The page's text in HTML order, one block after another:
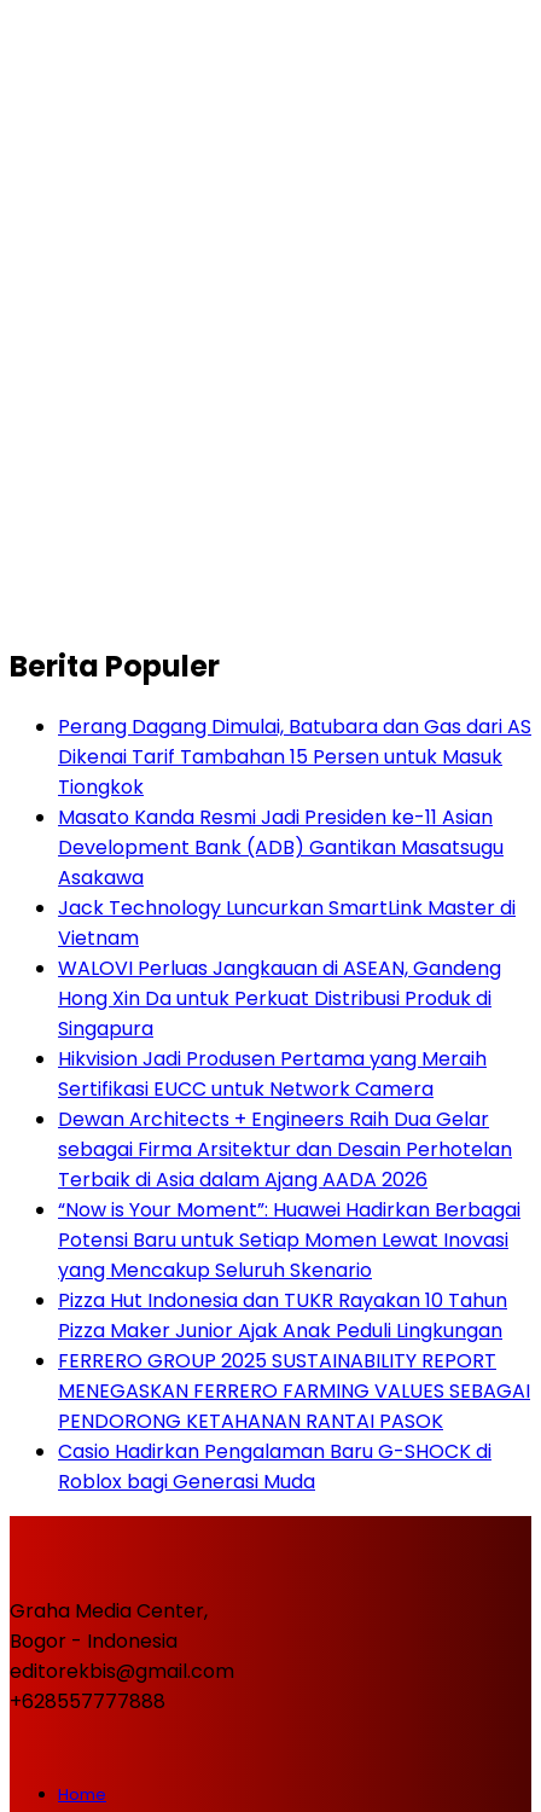
Berita Populer
Perang Dagang Dimulai, Batubara dan Gas dari AS
Dikenai Tarif Tambahan 15 Persen untuk Masuk
Tiongkok
Masato Kanda Resmi Jadi Presiden ke-11 Asian
Development Bank (ADB) Gantikan Masatsugu
Asakawa
Jack Technology Luncurkan SmartLink Master di
Vietnam
WALOVI Perluas Jangkauan di ASEAN, Gandeng
Hong Xin Da untuk Perkuat Distribusi Produk di
Singapura
Hikvision Jadi Produsen Pertama yang Meraih
Sertifikasi EUCC untuk Network Camera
Dewan Architects + Engineers Raih Dua Gelar
sebagai Firma Arsitektur dan Desain Perhotelan
Terbaik di Asia dalam Ajang AADA 2026
“Now is Your Moment”: Huawei Hadirkan Berbagai
Potensi Baru untuk Setiap Momen Lewat Inovasi
yang Mencakup Seluruh Skenario
Pizza Hut Indonesia dan TUKR Rayakan 10 Tahun
Pizza Maker Junior Ajak Anak Peduli Lingkungan
FERRERO GROUP 2025 SUSTAINABILITY REPORT
MENEGASKAN FERRERO FARMING VALUES SEBAGAI
PENDORONG KETAHANAN RANTAI PASOK
Casio Hadirkan Pengalaman Baru G-SHOCK di
Roblox bagi Generasi Muda
Graha Media Center,
Bogor - Indonesia
editorekbis@gmail.com
+628557777888
Home